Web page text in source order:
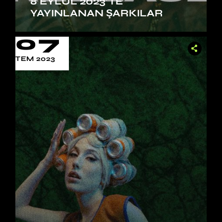
YAYINLANAN ŞARKILAR
07
TEM 2023